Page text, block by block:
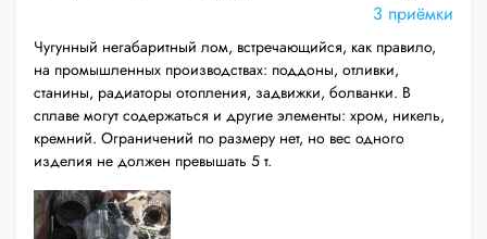
3 приёмки
Чугунный негабаритный лом, встречающийся, как правило,
на промышленных производствах: поддоны, отливки,
станины, радиаторы отопления, задвижки, болванки. В
сплаве могут содержаться и другие элементы: хром, никель,
кремний. Ограничений по размеру нет, но вес одного
изделия не должен превышать 5 т.